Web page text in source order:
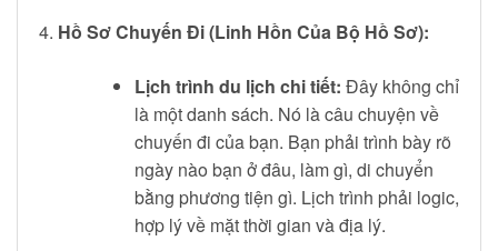
Hồ Sơ Chuyến Đi (Linh Hồn Của Bộ Hồ Sơ):
Lịch trình du lịch chi tiết: Đây không chỉ
là một danh sách. Nó là câu chuyện về
chuyến đi của bạn. Bạn phải trình bày rõ
ngày nào bạn ở đâu, làm gì, di chuyển
bằng phương tiện gì. Lịch trình phải logic,
hợp lý về mặt thời gian và địa lý.